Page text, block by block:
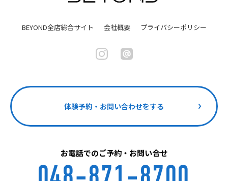
BEYOND全店総合サイト 会社概要 プライバシーポリシー
体験予約・お問い合わせをする
お電話でのご予約・お問い合せ